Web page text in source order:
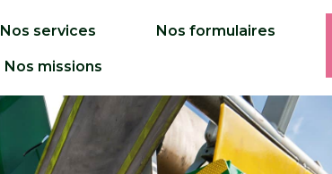
Nos services Nos formulaires
Nos missions